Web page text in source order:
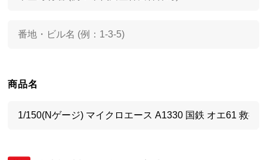
商品名